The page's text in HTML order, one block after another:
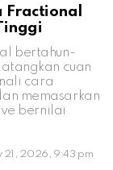
bertahun-
cuan
cara
memasarkan
bernilai
21, 2026, 9:43 pm